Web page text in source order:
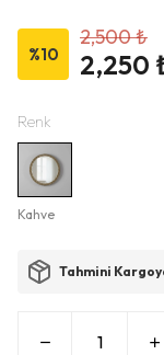
%10
2,500 ₺
2,250
Renk
Kahve
Tahmini